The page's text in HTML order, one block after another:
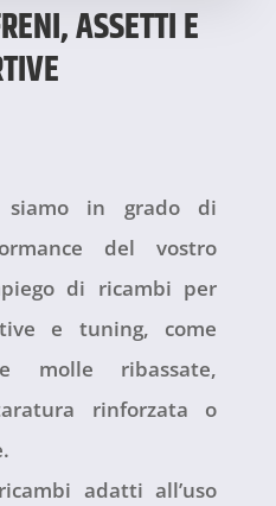
ASSETTI E
in grado di
del vostro
di ricambi per
e tuning, come
molle ribassate,
rinforzata o
adatti all’uso